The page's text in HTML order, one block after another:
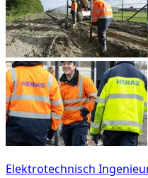
Elektrotechnisch